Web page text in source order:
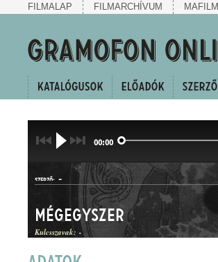
FILMALAP FILMARCHÍVUM MAFILM
00:00
SZERZŐ: -
Mégegyszer
Kulcsszavak: -